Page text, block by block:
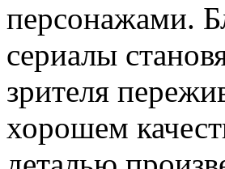
персонажами.
сериалы
зрителя
хорошем